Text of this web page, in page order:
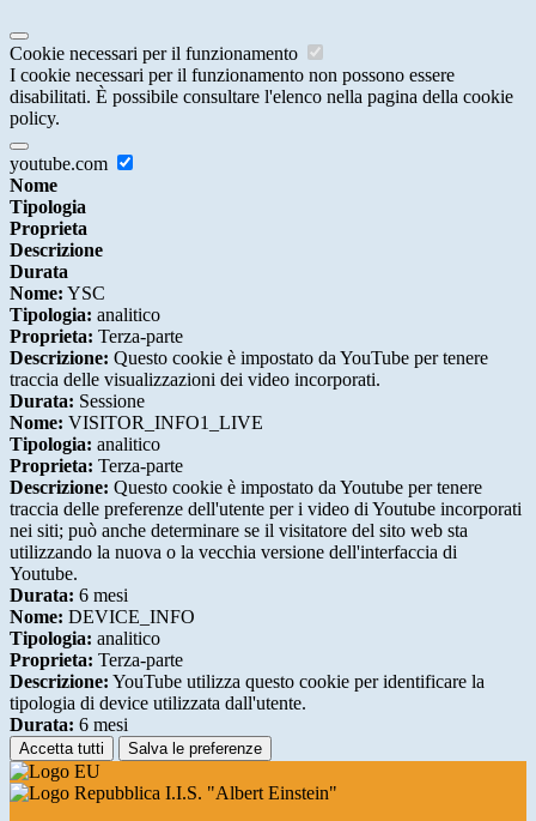
Cookie necessari per il funzionamento
I cookie necessari per il funzionamento non possono essere
disabilitati. È possibile consultare l'elenco nella pagina della cookie
policy.
youtube.com
Nome
Tipologia
Proprieta
Descrizione
Durata
Nome: YSC
Tipologia: analitico
Proprieta: Terza-parte
Descrizione: Questo cookie è impostato da YouTube per tenere
traccia delle visualizzazioni dei video incorporati.
Durata: Sessione
Nome: VISITOR_INFO1_LIVE
Tipologia: analitico
Proprieta: Terza-parte
Descrizione: Questo cookie è impostato da Youtube per tenere
traccia delle preferenze dell'utente per i video di Youtube incorporati
nei siti; può anche determinare se il visitatore del sito web sta
utilizzando la nuova o la vecchia versione dell'interfaccia di
Youtube.
Durata: 6 mesi
Nome: DEVICE_INFO
Tipologia: analitico
Proprieta: Terza-parte
Descrizione: YouTube utilizza questo cookie per identificare la
tipologia di device utilizzata dall'utente.
Durata: 6 mesi
Accetta tutti Salva le preferenze
I.I.S. "Albert Einstein"